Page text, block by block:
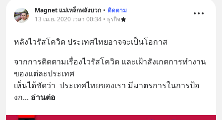
Magnet แม่เหล็กพลังบวก • ติดตาม
13 เม.ย. 2020 เวลา 00:34 • ธุรกิจ
หลังไวรัสโควิด ประเทศไทยอาจจะเป็นโอกาส
จากการติดตามเรื่องไวรัสโควิด และเฝ้าสังเกตการทำงาน
ของแต่ละประเทศ
เห็นได้ชัดว่า  ประเทศไทยของเรา มีมาตรการในการป้อ
งก... อ่านต่อ